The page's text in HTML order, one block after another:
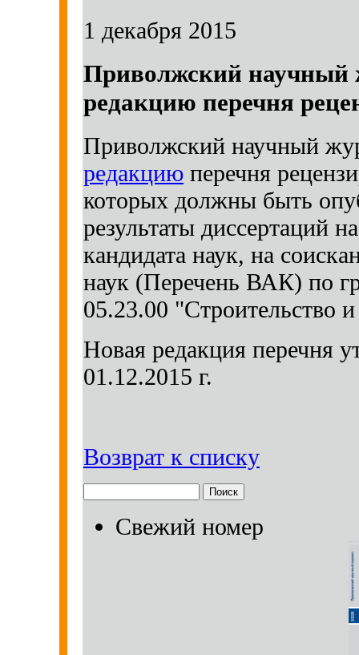
1 декабря 2015
Приволжский научный
редакцию перечня
Приволжский научный
редакцию перечня
которых должны быть
результаты диссертаций
кандидата наук, на
наук (Перечень ВАК) по
05.23.00 "Строительство
Новая редакция перечня
01.12.2015 г.
Возврат к списку
Свежий номер